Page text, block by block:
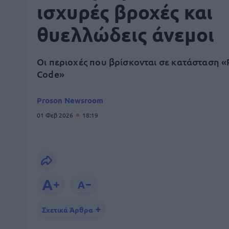
ισχυρές βροχές και
θυελλώδεις άνεμοι
Οι περιοχές που βρίσκονται σε κατάσταση
Code»
Proson Newsroom
01 Φεβ 2026 18:19
Σχετικά Άρθρα